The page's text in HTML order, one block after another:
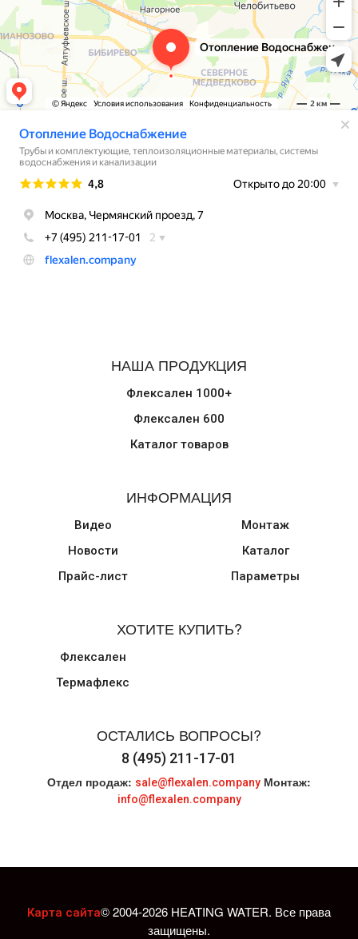
НАША ПРОДУКЦИЯ
Флексален 1000+
Флексален 600
Каталог товаров
ИНФОРМАЦИЯ
Видео
Новости
Прайс-лист
Монтаж
Каталог
Параметры
ХОТИТЕ КУПИТЬ?
Флексален
Термафлекс
ОСТАЛИСЬ ВОПРОСЫ?
8 (495) 211-17-01
Отдел продаж: sale@flexalen.company Монтаж:
info@flexalen.company
Карта сайта© 2004-2026 HEATING WATER. Все права
защищены.